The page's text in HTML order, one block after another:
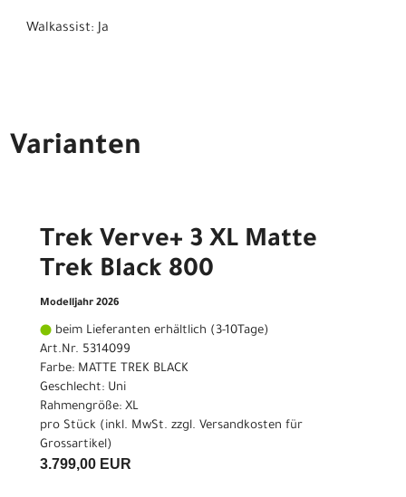
Walkassist: Ja
Varianten
Trek Verve+ 3 XL Matte
Trek Black 800
Modelljahr 2026
beim Lieferanten erhältlich (3-10Tage)
Art.Nr. 5314099
Farbe: MATTE TREK BLACK
Geschlecht: Uni
Rahmengröße: XL
pro Stück (inkl. MwSt. zzgl. Versandkosten für
Grossartikel)
3.799,00 EUR